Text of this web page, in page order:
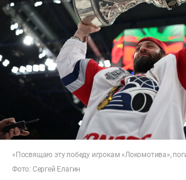
«Посвящаю эту победу игрокам «Локомотива»,
Фото: Сергей Елагин